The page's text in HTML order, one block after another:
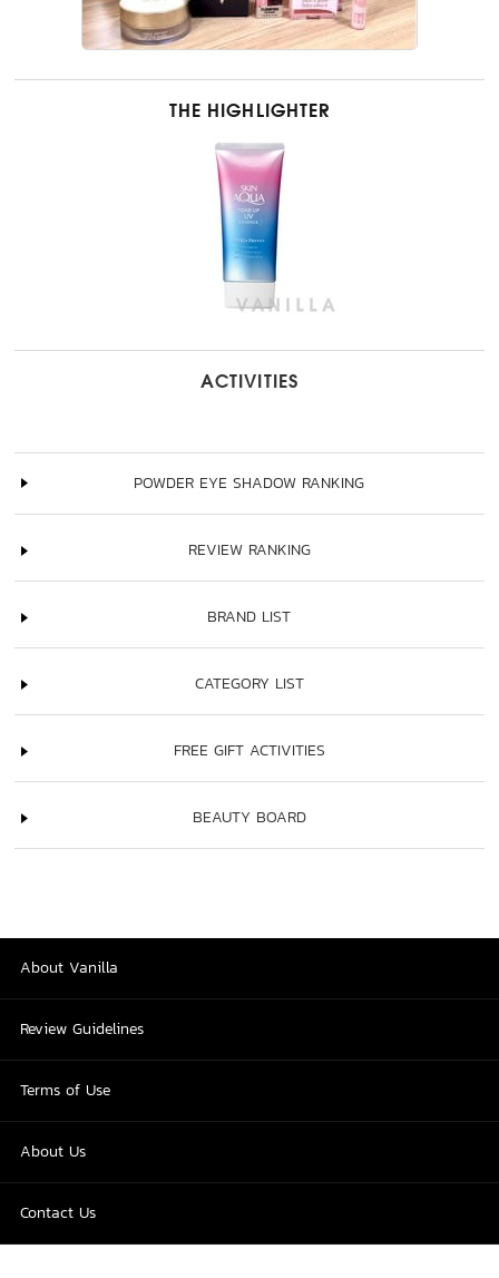
THE HIGHLIGHTER
ACTIVITIES
POWDER EYE SHADOW RANKING
REVIEW RANKING
BRAND LIST
CATEGORY LIST
FREE GIFT ACTIVITIES
BEAUTY BOARD
About Vanilla
Review Guidelines
Terms of Use
About Us
Contact Us